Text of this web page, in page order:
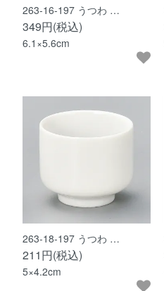
263-16-197 うつわ …
349円(税込)
6.1×5.6cm
263-18-197 うつわ …
211円(税込)
5×4.2cm